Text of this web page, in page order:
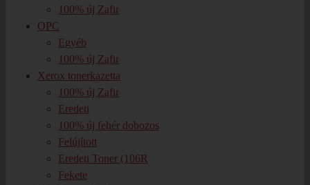
100% új Zafir
OPC
Egyéb
100% új Zafir
Xerox tonerkazetta
100% új Zafir
Eredeti
100% új fehér dobozos
Felújított
Eredeti Toner (106R
Fekete